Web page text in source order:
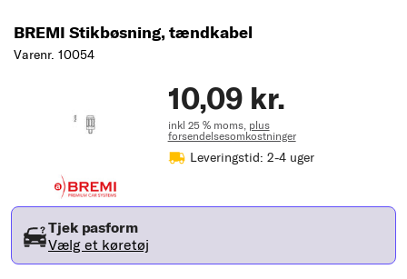
BREMI Stikbøsning, tændkabel
Varenr. 10054
10,09 kr.
inkl 25 % moms, plus
forsendelsesomkostninger
Leveringstid: 2-4 uger
Tjek pasform
Vælg et køretøj